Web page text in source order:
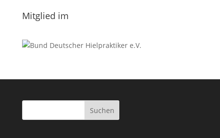
Mitglied im